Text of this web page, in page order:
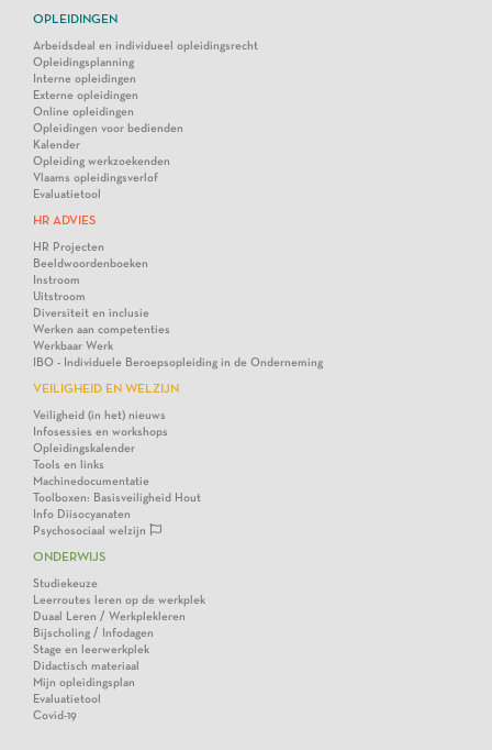
OPLEIDINGEN
Arbeidsdeal en individueel opleidingsrecht
Opleidingsplanning
Interne opleidingen
Externe opleidingen
Online opleidingen
Opleidingen voor bedienden
Kalender
Opleiding werkzoekenden
Vlaams opleidingsverlof
Evaluatietool
HR ADVIES
HR Projecten
Beeldwoordenboeken
Instroom
Uitstroom
Diversiteit en inclusie
Werken aan competenties
Werkbaar Werk
IBO - Individuele Beroepsopleiding in de Onderneming
VEILIGHEID EN WELZIJN
Veiligheid (in het) nieuws
Infosessies en workshops
Opleidingskalender
Tools en links
Machinedocumentatie
Toolboxen: Basisveiligheid Hout
Info Diisocyanaten
Psychosociaal welzijn
ONDERWIJS
Studiekeuze
Leerroutes leren op de werkplek
Duaal Leren / Werkplekleren
Bijscholing / Infodagen
Stage en leerwerkplek
Didactisch materiaal
Mijn opleidingsplan
Evaluatietool
Covid-19